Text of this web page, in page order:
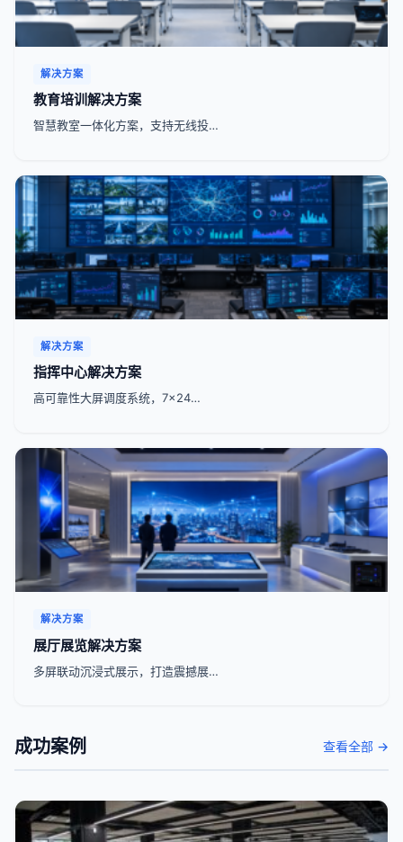
解决方案
教育培训解决方案
智慧教室一体化方案，支持无线投…
解决方案
指挥中心解决方案
高可靠性大屏调度系统，7x24…
解决方案
展厅展览解决方案
多屏联动沉浸式展示，打造震撼展…
成功案例 查看全部 →